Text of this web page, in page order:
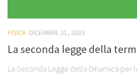
FISICA DICEMBRE 21, 2023
La seconda legge della
La Seconda Legge della Dinamica per